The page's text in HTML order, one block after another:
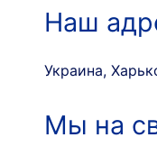
Наш
Украина,
Мы на